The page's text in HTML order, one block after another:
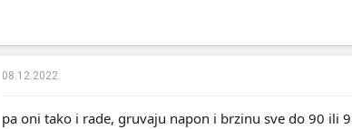
08.12.2022.
pa oni tako i rade, gruvaju napon i brzinu sve do 90 ili